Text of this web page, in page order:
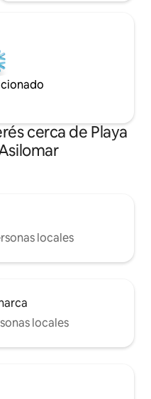
cerca de Playa
locales
locales